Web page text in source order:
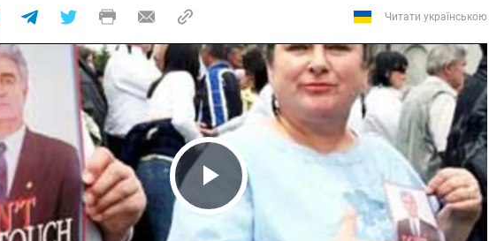
Читати українською
Play Video